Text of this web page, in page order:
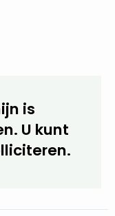
is
U kunt